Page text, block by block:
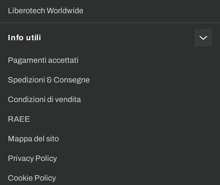
Liberotech Worldwide
Info utili
Pagamenti accettati
Spedizioni & Consegne
Condizioni di vendita
RAEE
Mappa del sito
Privacy Policy
Cookie Policy